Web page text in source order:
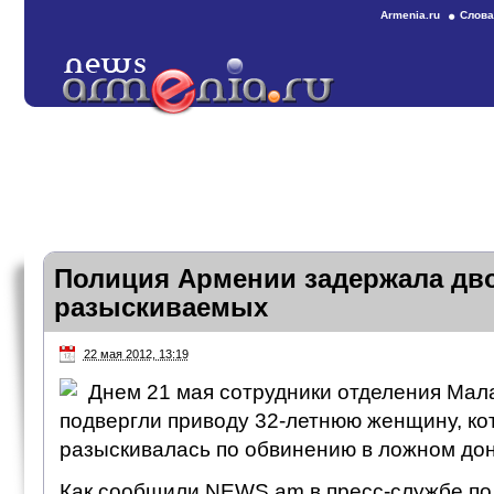
Armenia.ru
Полиция Армении задержала
разыскиваемых
22 мая 2012, 13:19
Днем 21 мая сотрудники отделения
подвергли приводу 32-летнюю женщину,
разыскивалась по обвинению в ложном